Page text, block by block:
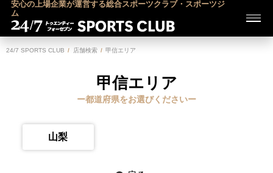
安心の上場企業が運営する総合スポーツクラブ・スポーツジ
ム
24/7 SPORTS CLUB 店舗検索 甲信エリア
甲信エリア
ー都道府県をお選びくださいー
山梨